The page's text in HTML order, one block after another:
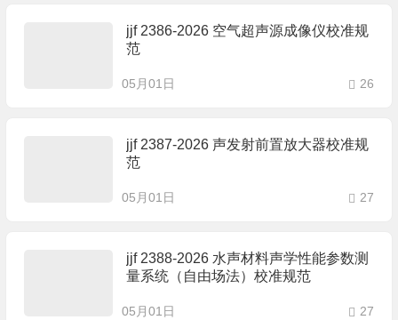
jjf 2386-2026 空气超声源成像仪校准规
范
05月01日 26
jjf 2387-2026 声发射前置放大器校准规
范
05月01日 27
jjf 2388-2026 水声材料声学性能参数测
量系统（自由场法）校准规范
05月01日 27